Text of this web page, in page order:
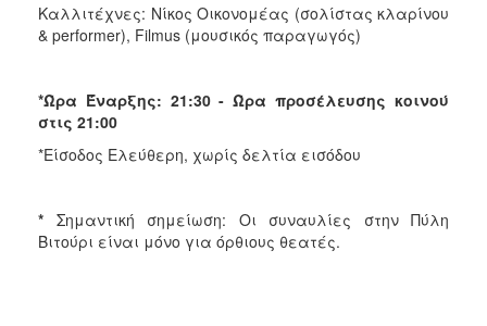
Καλλιτέχνες: Νίκος Οικονομέας (σολίστας κλαρίνου
& performer), Filmus (μουσικός παραγωγός)
*Ώρα Έναρξης: 21:30 - Ώρα προσέλευσης κοινού
στις 21:00
*Είσοδος Ελεύθερη, χωρίς δελτία εισόδου
* Σημαντική σημείωση: Οι συναυλίες στην Πύλη
Βιτούρι είναι μόνο για όρθιους θεατές.